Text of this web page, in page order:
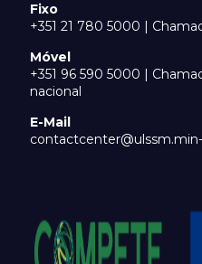
Fixo
+351 21 780 5000 |
Móvel
+351 96 590 5000 |
nacional
E-Mail